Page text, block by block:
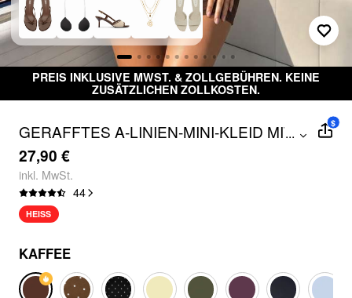
MWST. & ZOLLGEBÜHREN. KEINE
ZOLLKOSTEN.
GERAFFTES A-LINIEN-MINI-KLEID MIT
BOOTSAUSSCHNITT UND KURZARM
...
27,90 €
inkl. MwSt.
44
$
HEISS
KAFFEE